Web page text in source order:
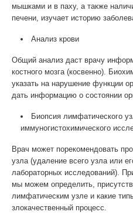
мышками и в паху, а также
печени, изучает историю
Анализ крови
Общий анализ даст врачу
костного мозга (косвенно).
указать на нарушение функции
дать информацию о состоянии
Биопсия лимфатического
иммуногистохимического
Врач может порекомендовать
узла (удаление всего узла или
лабораторных исследований).
мы можем определить,
лимфатическим узле и какие
злокачественный процесс.